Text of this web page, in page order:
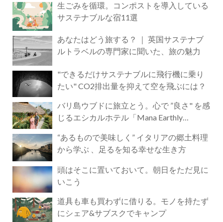
生ごみを循環。コンポストを導入している
サステナブルな宿11選
あなたはどう旅する？ ｜ 英国サステナブ
ルトラベルの専門家に聞いた、旅の魅力
"できるだけサステナブルに飛行機に乗り
たい" CO2排出量を抑えて空を飛ぶには？
バリ島ウブドに旅立とう。心で ”良さ" を感
じるエシカルホテル「Mana Earthly
“あるもので美味しく” イタリアの郷土料理
から学ぶ 、足るを知る幸せな生き方
頭はそこに置いておいて。朝日をただ見に
いこう
道具も車も買わずに借りる。モノを持たず
にシェア&サブスクでキャンプ